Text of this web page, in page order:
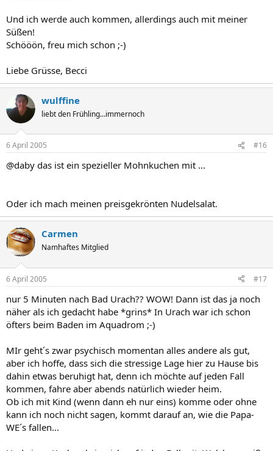
Und ich werde auch kommen, allerdings auch mit meiner
Süßen!
Schööön, freu mich schon ;-)
Liebe Grüsse, Becci
wulffine
liebt den Frühling...immernoch
6 April 2005 #16
@daby das ist ein spezieller Mohnkuchen mit ...
Oder ich mach meinen preisgekrönten Nudelsalat.
Carmen
Namhaftes Mitglied
6 April 2005 #17
nur 5 Minuten nach Bad Urach?? WOW! Dann ist das ja noch
näher als ich gedacht habe *grins* In Urach war ich schon
öfters beim Baden im Aquadrom ;-)
MIr geht´s zwar psychisch momentan alles andere als gut,
aber ich hoffe, dass sich die stressige Lage hier zu Hause bis
dahin etwas beruhigt hat, denn ich möchte auf jeden Fall
kommen, fahre aber abends natürlich wieder heim.
Ob ich mit Kind (wenn dann eh nur eins) komme oder ohne
kann ich noch nicht sagen, kommt darauf an, wie die Papa-
WE´s fallen...